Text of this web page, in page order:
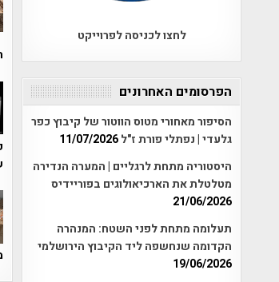
לחצו לכניסה לפרוייקט
הפרסומים האחרונים
הסיפור מאחורי מטוס הווטור של קיבוץ כפר
גלעדי | נפתלי פורת ז"ל11/07/2026
היסטוריה מתחת לרגליים | המערה הנדירה
מטלטלת את הארכיאולוגים בפוריידיס
21/06/2026
תעלומה מתחת לפני השטח: המנהרה
הקדומה שנחשפה ליד הקיבוץ הירושלמי
19/06/2026